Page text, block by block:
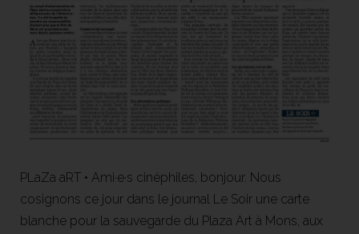
PLaZa aRT • Ami·e·s cinéphiles, bonjour. Nous
cosignons ce jour dans le journal Le Soir une carte
blanche pour la sauvegarde du Plaza Art à Mons, aux